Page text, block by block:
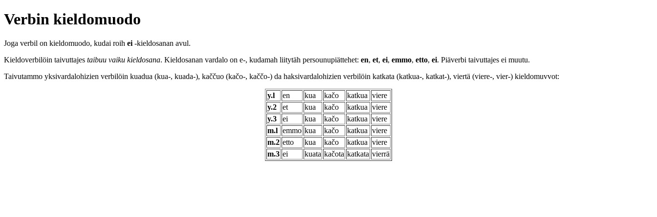
Verbin kieldomuodo
Joga verbil on kieldomuodo, kudai roih ei -kieldosanan avul.
Kieldoverbilöin taivuttajes taibuu vaiku kieldosana. Kieldosanan vardalo on e-, kudamah liitytäh persounupiättehet: en, et, ei, emmo, etto, ei. Piäverbi taivuttajes ei muutu.
Taivutammo yksivardalohizien verbilöin kuadua (kua-, kuada-), kaččuo (kačo-, kaččo-) da haksivardalohizien verbilöin katkata (katkua-, katkat-), viertä (viere-, vier-) kieldomuvvot:
y.l en kua kačo katkua viere
y.2
et kua kačo katkua viere
y.3
ei kua kačo katkua viere
m.l emmo kua kačo katkua viere
m.2 etto kua kačo katkua viere
m.3 ei kuata kačota katkata vierrä